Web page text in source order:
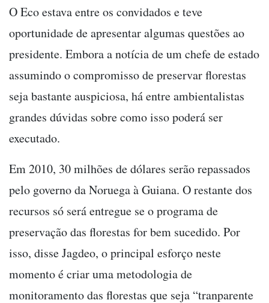
O Eco estava entre os convidados e teve
oportunidade de apresentar algumas questões ao
presidente. Embora a notícia de um chefe de estado
assumindo o compromisso de preservar florestas
seja bastante auspiciosa, há entre ambientalistas
grandes dúvidas sobre como isso poderá ser
executado.
Em 2010, 30 milhões de dólares serão repassados
pelo governo da Noruega à Guiana. O restante dos
recursos só será entregue se o programa de
preservação das florestas for bem sucedido. Por
isso, disse Jagdeo, o principal esforço neste
momento é criar uma metodologia de
monitoramento das florestas que seja “tranparente